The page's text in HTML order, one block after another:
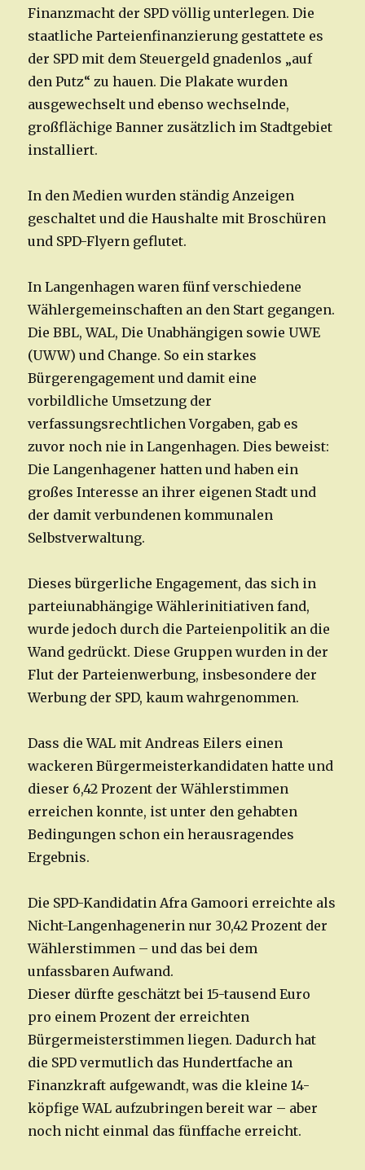
Finanzmacht der SPD völlig unterlegen. Die
staatliche Parteienfinanzierung gestattete es
der SPD mit dem Steuergeld gnadenlos „auf
den Putz“ zu hauen. Die Plakate wurden
ausgewechselt und ebenso wechselnde,
großflächige Banner zusätzlich im Stadtgebiet
installiert.
In den Medien wurden ständig Anzeigen
geschaltet und die Haushalte mit Broschüren
und SPD-Flyern geflutet.
In Langenhagen waren fünf verschiedene
Wählergemeinschaften an den Start gegangen.
Die BBL, WAL, Die Unabhängigen sowie UWE
(UWW) und Change. So ein starkes
Bürgerengagement und damit eine
vorbildliche Umsetzung der
verfassungsrechtlichen Vorgaben, gab es
zuvor noch nie in Langenhagen. Dies beweist:
Die Langenhagener hatten und haben ein
großes Interesse an ihrer eigenen Stadt und
der damit verbundenen kommunalen
Selbstverwaltung.
Dieses bürgerliche Engagement, das sich in
parteiunabhängige Wählerinitiativen fand,
wurde jedoch durch die Parteienpolitik an die
Wand gedrückt. Diese Gruppen wurden in der
Flut der Parteienwerbung, insbesondere der
Werbung der SPD, kaum wahrgenommen.
Dass die WAL mit Andreas Eilers einen
wackeren Bürgermeisterkandidaten hatte und
dieser 6,42 Prozent der Wählerstimmen
erreichen konnte, ist unter den gehabten
Bedingungen schon ein herausragendes
Ergebnis.
Die SPD-Kandidatin Afra Gamoori erreichte als
Nicht-Langenhagenerin nur 30,42 Prozent der
Wählerstimmen – und das bei dem
unfassbaren Aufwand.
Dieser dürfte geschätzt bei 15-tausend Euro
pro einem Prozent der erreichten
Bürgermeisterstimmen liegen. Dadurch hat
die SPD vermutlich das Hundertfache an
Finanzkraft aufgewandt, was die kleine 14-
köpfige WAL aufzubringen bereit war – aber
noch nicht einmal das fünffache erreicht.